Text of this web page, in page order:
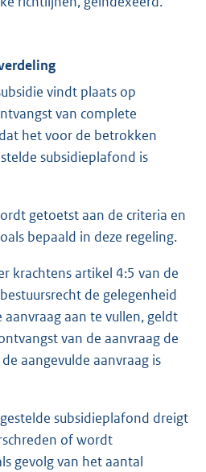
vindt plaats op
van complete
het voor de betrokken
subsidieplafond is
getoetst aan de criteria en
bepaald in deze regeling.
krachtens artikel 4:5 van de
de gelegenheid
aan te vullen, geldt
van de aanvraag de
aangevulde aanvraag is
subsidieplafond dreigt
of wordt
gevolg van het aantal